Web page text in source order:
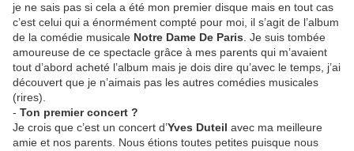
je ne sais pas si cela a été mon premier disque mais en tout cas
c’est celui qui a énormément compté pour moi, il s’agit de l’album
de la comédie musicale Notre Dame De Paris . Je suis tombée
amoureuse de ce spectacle grâce à mes parents qui m’avaient
tout d’abord acheté l’album mais je dois dire qu’avec le temps, j’ai
découvert que je n’aimais pas les autres comédies musicales
(rires).
- Ton premier concert ?
Je crois que c’est un concert d’Yves Duteil avec ma meilleure
amie et nos parents. Nous étions toutes petites puisque nous